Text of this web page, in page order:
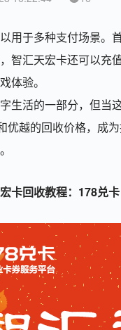
用于多种支付场景
智汇天宏卡还可以
体验。
生活的一部分，但
优越的回收价格，成
卡回收教程：178兑卡